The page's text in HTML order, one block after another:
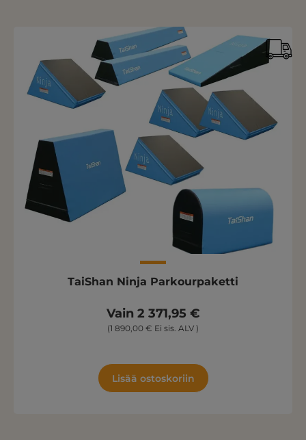
TaiShan Ninja Parkourpaketti
Vain 2 371,95 €
(1 890,00 € Ei sis. ALV )
Lisää ostoskoriin